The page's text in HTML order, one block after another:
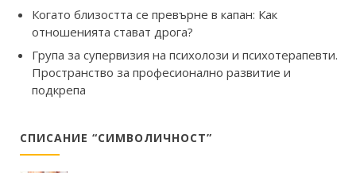
Когато близостта се превърне в капан: Как
отношенията стават дрога?
Група за супервизия на психолози и психотерапевти.
Пространство за професионално развитие и
подкрепа
СПИСАНИЕ “СИМВОЛИЧНОСТ”